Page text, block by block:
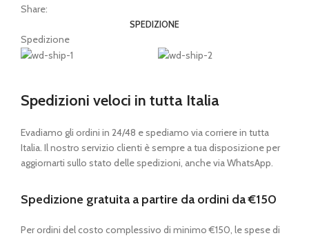
Share:
SPEDIZIONE
Spedizione
Spedizioni veloci in tutta Italia
Evadiamo gli ordini in 24/48 e spediamo via corriere in tutta
Italia. Il nostro servizio clienti è sempre a tua disposizione per
aggiornarti sullo stato delle spedizioni, anche via WhatsApp.
Spedizione gratuita a partire da ordini da €150
Per ordini del costo complessivo di minimo €150, le spese di